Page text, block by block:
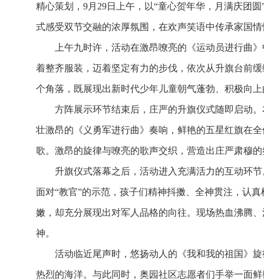
精心策划，9月29日上午，以“童心贺年华，月满庆团
式感受双节交融的浓厚氛围，在欢声笑语中传承家国
上午九时许，活动在激昂嘹亮的《运动员进行曲
着整齐服装，迈着坚定有力的步伐，依次从升旗台前
个角落，既展现出新时代少年儿童朝气蓬勃、积极向
方阵展示环节结束后，庄严的升旗仪式随即启动
壮激昂的《义勇军进行曲》奏响，鲜艳的五星红旗在
歌。激昂的旋律与嘹亮的歌声交织，营造出庄严肃穆
升旗仪式落幕之后，活动进入充满活力的互动环
面对“教官”的示范，孩子们精神抖擞、全神贯注，认
嫩，却充分展现出对军人品格的向往。现场热血沸腾
神。
活动临近尾声时，悠扬动人的《我和我的祖国》
热烈的海洋。与此同时，奥园社区志愿者们手举一面